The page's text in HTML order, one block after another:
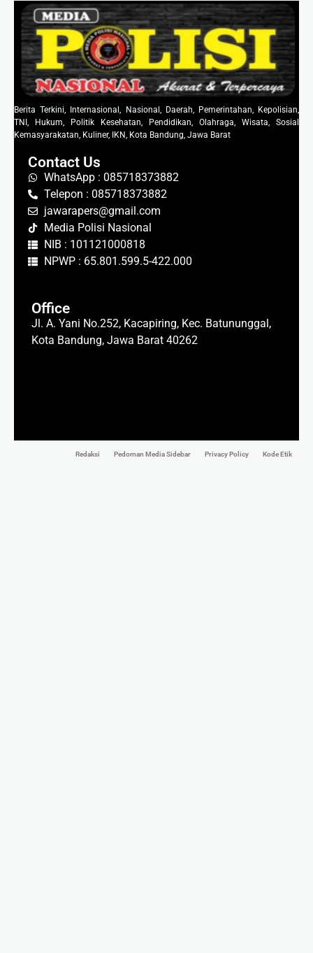
Berita Terkini, Internasional, Nasional, Daerah, Pemerintahan, Kepolisian,
TNI, Hukum, Politik Kesehatan, Pendidikan, Olahraga, Wisata, Sosial
Kemasyarakatan, Kuliner, IKN, Kota Bandung, Jawa Barat
Contact Us
WhatsApp : 085718373882
Telepon : 085718373882
jawarapers@gmail.com
Media Polisi Nasional
NIB : 101121000818
NPWP : 65.801.599.5-422.000
Office
Jl. A. Yani No.252, Kacapiring, Kec. Batununggal,
Kota Bandung, Jawa Barat 40262
Redaksi Pedoman Media Sidebar Privacy Policy Kode Etik